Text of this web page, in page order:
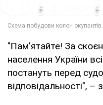
"Пам'ятайте! За
населення України
постануть перед
відповідальності",